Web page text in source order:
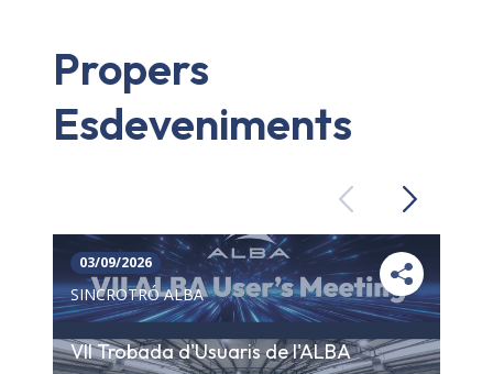
Propers
Esdeveniments
PreviousNext
03/09/2026
SINCROTRÓ ALBA
VII Trobada d'Usuaris de l'ALBA